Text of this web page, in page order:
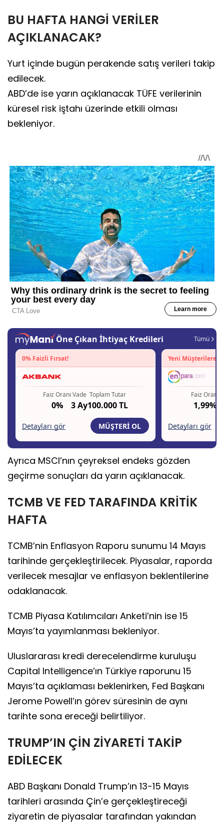
BU HAFTA HANGİ VERİLER
AÇIKLANACAK?
Yurt içinde bugün perakende satış verileri takip
edilecek.
ABD’de ise yarın açıklanacak TÜFE verilerinin
küresel risk iştahı üzerinde etkili olması
bekleniyor.
Ayrıca MSCI’nın çeyreksel endeks gözden
geçirme sonuçları da yarın açıklanacak.
TCMB VE FED TARAFINDA KRİTİK
HAFTA
TCMB’nin Enflasyon Raporu sunumu 14 Mayıs
tarihinde gerçekleştirilecek. Piyasalar, raporda
verilecek mesajlar ve enflasyon beklentilerine
odaklanacak.
TCMB Piyasa Katılımcıları Anketi’nin ise 15
Mayıs’ta yayımlanması bekleniyor.
Uluslararası kredi derecelendirme kuruluşu
Capital Intelligence’ın Türkiye raporunu 15
Mayıs’ta açıklaması beklenirken, Fed Başkanı
Jerome Powell’ın görev süresinin de aynı
tarihte sona ereceği belirtiliyor.
TRUMP’IN ÇİN ZİYARETİ TAKİP
EDİLECEK
ABD Başkanı Donald Trump’ın 13-15 Mayıs
tarihleri arasında Çin’e gerçekleştireceği
ziyaretin de piyasalar tarafından yakından